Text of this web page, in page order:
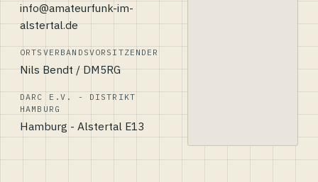
info@amateurfunk-im-
alstertal.de
ORTSVERBANDSVORSITZENDER
Nils Bendt / DM5RG
DARC E.V. - DISTRIKT
HAMBURG
Hamburg - Alstertal E13